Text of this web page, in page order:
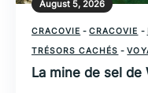
August 5, 2026
CRACOVIE -CRACOVIE -
TRÉSORS CACHÉS -
La mine de sel de